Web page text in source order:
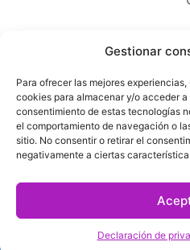
Gestionar
Para ofrecer las mejores
cookies para almacenar y/o acceder
consentimiento de estas tecnologías
el comportamiento de navegación o
sitio. No consentir o retirar el
negativamente a ciertas
Declaración de
derechos
|Aviso de Privacidad|Política